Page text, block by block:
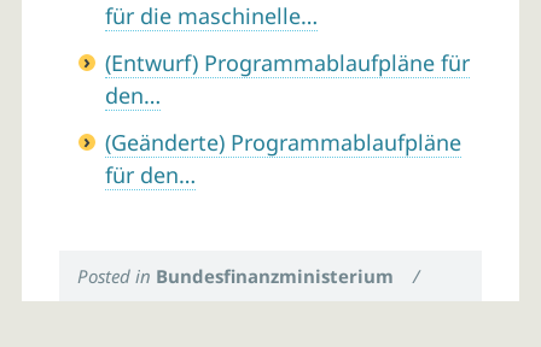
für die maschinelle…
(Entwurf) Programmablaufpläne für
den…
(Geänderte) Programmablaufpläne
für den…
Posted in Bundesfinanzministerium /